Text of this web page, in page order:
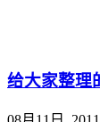
给大家整理